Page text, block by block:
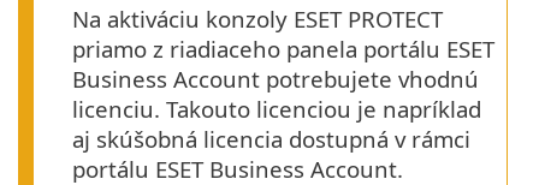
Na aktiváciu konzoly ESET PROTECT
priamo z riadiaceho panela portálu ESET
Business Account potrebujete vhodnú
licenciu. Takouto licenciou je napríklad
aj skúšobná licencia dostupná v rámci
portálu ESET Business Account.